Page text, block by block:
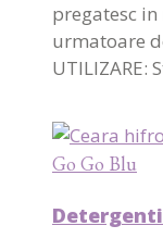
pregatesc
urmatoare
Go Go Blu